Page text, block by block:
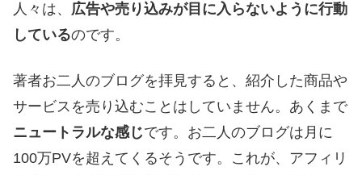
人々は、 広告や売り込みが目に入らないように行動
しているのです。
著者お二人のブログを拝見すると、紹介した商品や
サービスを売り込むことはしていません。あくまで
ニュートラルな感じです。お二人のブログは月に
100万PVを超えてくるそうです。これが、アフィリ